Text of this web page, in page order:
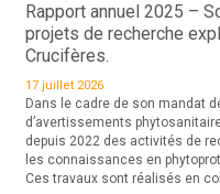
Rapport annuel 2025 –
projets de recherche
Crucifères.
17 juillet 2026
Dans le cadre de son mandat
d’avertissements
depuis 2022 des activités de
les connaissances en
Ces travaux sont réalisés en